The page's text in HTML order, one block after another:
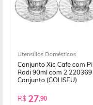
Utensílios Domésticos
Conjunto Xic Cafe com Pi
Radi 90ml com 2 220369
Conjunto (COLISEU)
R$ 27,90